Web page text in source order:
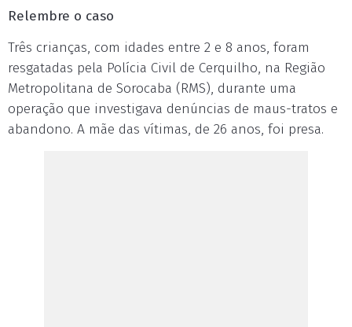
Relembre o caso
Três crianças, com idades entre 2 e 8 anos, foram
resgatadas pela Polícia Civil de Cerquilho, na Região
Metropolitana de Sorocaba (RMS), durante uma
operação que investigava denúncias de maus-tratos e
abandono. A mãe das vítimas, de 26 anos, foi presa.